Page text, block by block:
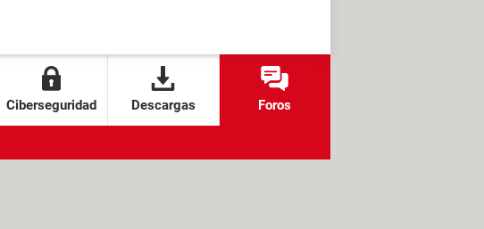
Ciberseguridad Descargas Foros